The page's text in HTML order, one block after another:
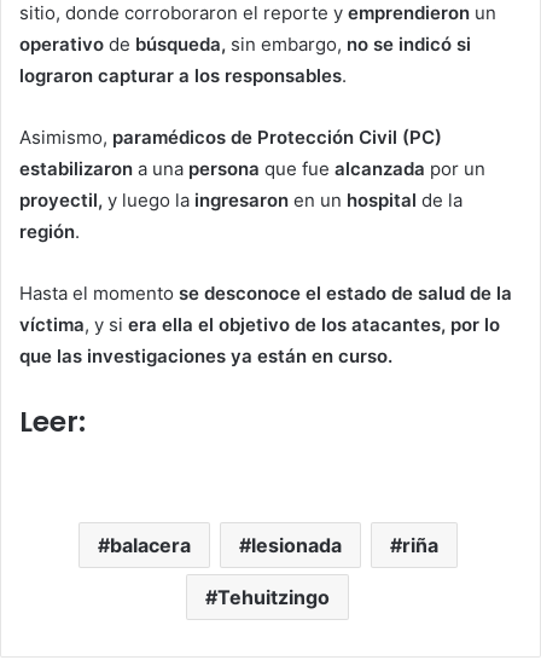
sitio, donde corroboraron el reporte y emprendieron un
operativo de búsqueda, sin embargo, no se indicó si
lograron capturar a los responsables.
Asimismo, paramédicos de Protección Civil (PC)
estabilizaron a una persona que fue alcanzada por un
proyectil, y luego la ingresaron en un hospital de la
región.
Hasta el momento se desconoce el estado de salud de la
víctima, y si era ella el objetivo de los atacantes, por lo
que las investigaciones ya están en curso.
Leer:
balacera lesionada riña
Tehuitzingo